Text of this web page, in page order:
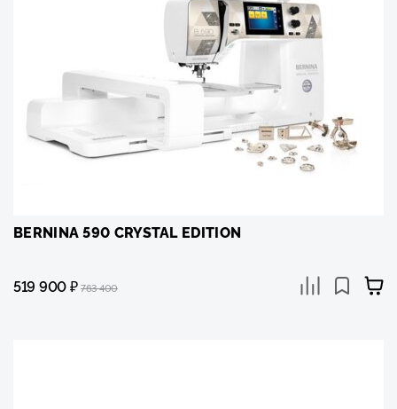
BERNINA 590 CRYSTAL EDITION
519 900₽ 763 400